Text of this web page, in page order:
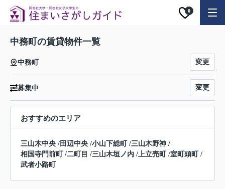
0
中務町の賃貸物件一覧
中務町 変更
募集中 変更
おすすめのエリア
三山木中央 /田辺中央 /小山下総町 /三山木野神 /
相国寺門前町
/二町目 /三山木垣ノ内 /上立売町 /室町頭町
/
武者小路町